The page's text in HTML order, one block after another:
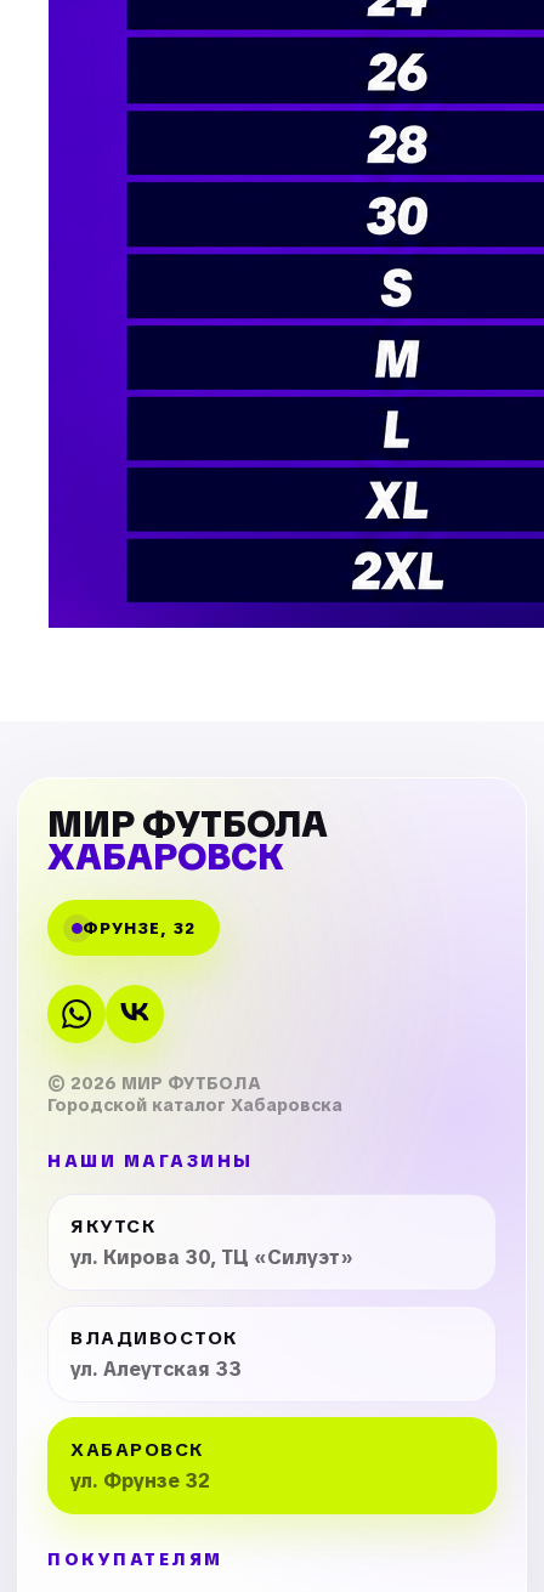
МИР ФУТБОЛА
ХАБАРОВСК
ФРУНЗЕ, 32
© 2026 МИР ФУТБОЛА
Городской каталог Хабаровска
НАШИ МАГАЗИНЫ
ЯКУТСК
ул. Кирова 30, ТЦ «Силуэт»
ВЛАДИВОСТОК
ул. Алеутская 33
ХАБАРОВСК
ул. Фрунзе 32
ПОКУПАТЕЛЯМ